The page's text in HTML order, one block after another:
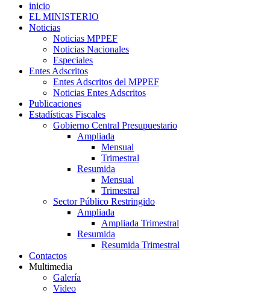
inicio
EL MINISTERIO
Noticias
Noticias MPPEF
Noticias Nacionales
Especiales
Entes Adscritos
Entes Adscritos del MPPEF
Noticias Entes Adscritos
Publicaciones
Estadísticas Fiscales
Gobierno Central Presupuestario
Ampliada
Mensual
Trimestral
Resumida
Mensual
Trimestral
Sector Público Restringido
Ampliada
Ampliada Trimestral
Resumida
Resumida Trimestral
Contactos
Multimedia
Galería
Video